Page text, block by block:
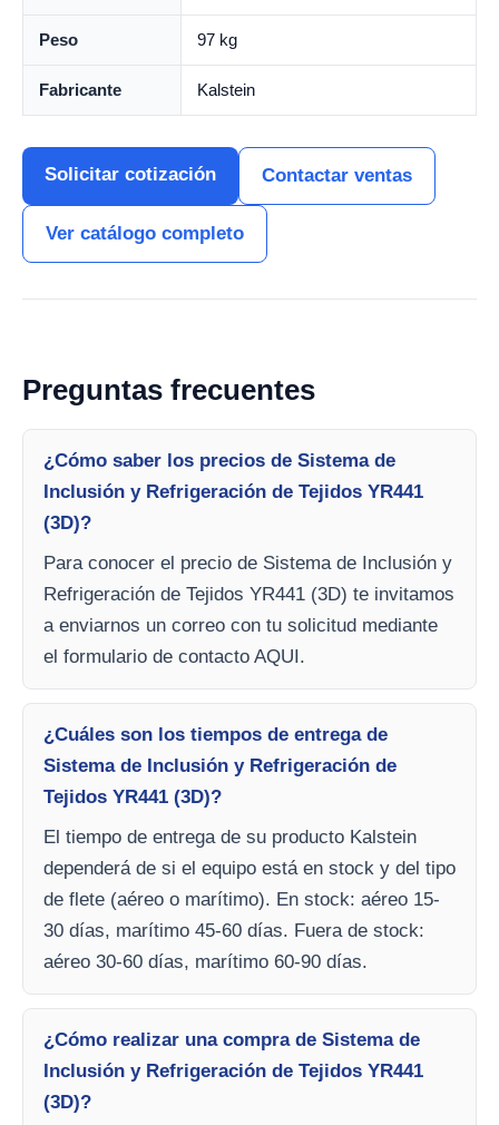
Peso 97 kg
Fabricante Kalstein
Solicitar cotización Contactar ventas
Ver catálogo completo
Preguntas frecuentes
¿Cómo saber los precios de Sistema de
Inclusión y Refrigeración de Tejidos YR441
(3D)?
Para conocer el precio de Sistema de Inclusión y
Refrigeración de Tejidos YR441 (3D) te invitamos
a enviarnos un correo con tu solicitud mediante
el formulario de contacto AQUI.
¿Cuáles son los tiempos de entrega de
Sistema de Inclusión y Refrigeración de
Tejidos YR441 (3D)?
El tiempo de entrega de su producto Kalstein
dependerá de si el equipo está en stock y del tipo
de flete (aéreo o marítimo). En stock: aéreo 15-
30 días, marítimo 45-60 días. Fuera de stock:
aéreo 30-60 días, marítimo 60-90 días.
¿Cómo realizar una compra de Sistema de
Inclusión y Refrigeración de Tejidos YR441
(3D)?